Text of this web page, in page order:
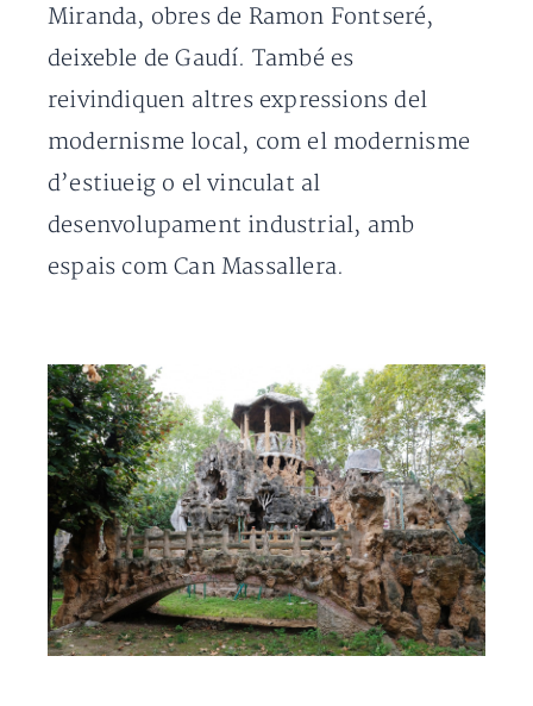
Miranda, obres de Ramon Fontseré,
deixeble de Gaudí. També es
reivindiquen altres expressions del
modernisme local, com el modernisme
d’estiueig o el vinculat al
desenvolupament industrial, amb
espais com Can Massallera.